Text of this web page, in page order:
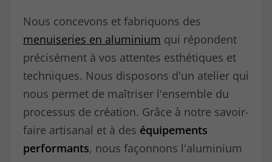
Nous concevons et fabriquons des
menuiseries en aluminium qui répondent
précisément à vos attentes esthétiques et
techniques. Nous disposons d'un atelier qui
nous permet de maîtriser l'ensemble du
processus de création. Grâce à notre savoir-
faire artisanal et à des équipements
performants, nous façonnons l'aluminium